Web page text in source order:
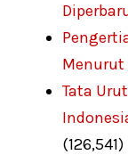
Menurut
Tata
(126,541)